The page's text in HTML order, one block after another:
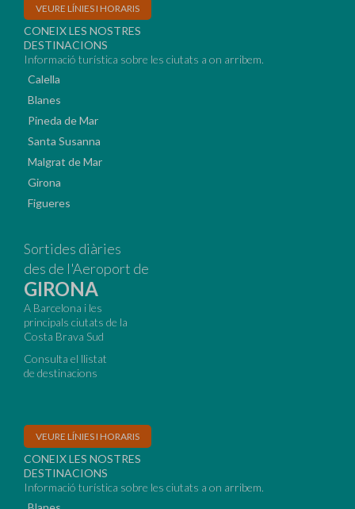
VEURE LÍNIES I HORARIS
CONEIX LES NOSTRES
DESTINACIONS
Informació turística sobre les ciutats a on arribem.
Calella
Blanes
Pineda de Mar
Santa Susanna
Malgrat de Mar
Girona
Figueres
Sortides diàries
des de l'Aeroport de
GIRONA
A Barcelona i les
principals ciutats de la
Costa Brava Sud
Consulta el llistat
de destinacions
VEURE LÍNIES I HORARIS
CONEIX LES NOSTRES
DESTINACIONS
Informació turística sobre les ciutats a on arribem.